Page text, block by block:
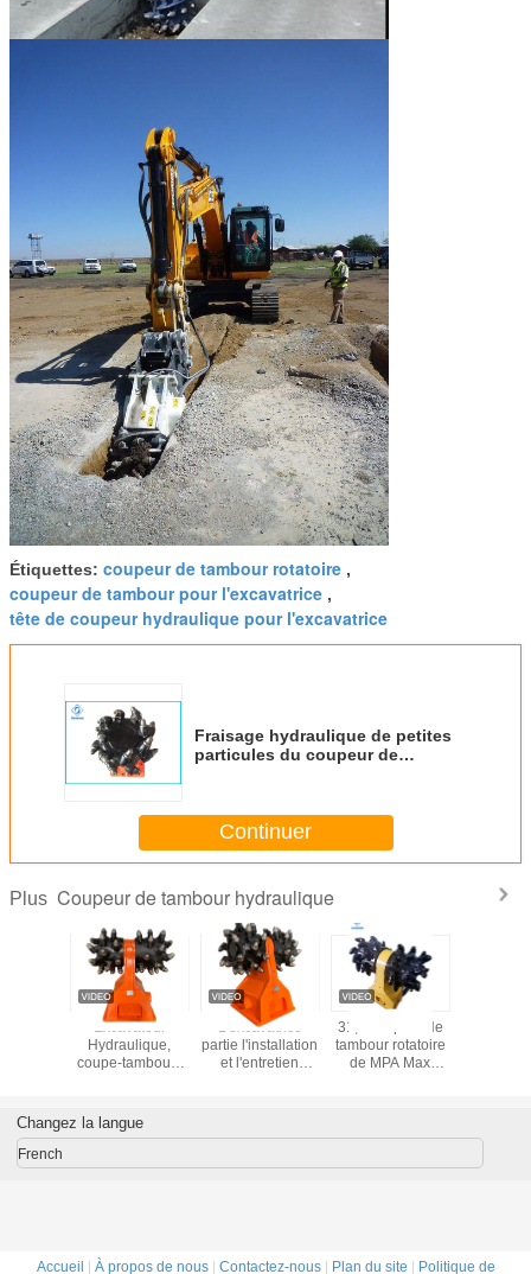
Étiquettes: coupeur de tambour rotatoire ,
coupeur de tambour pour l'excavatrice ,
tête de coupeur hydraulique pour l'excavatrice
Fraisage hydraulique de petites
particules du coupeur de
Continuer
Plus Coupeur de tambour hydraulique
Excavateur
Hydraulique,
coupe-tambours
L'excavatrice
partie l'installation
et l'entretien
31,5 coupeur de
tambour rotatoire
de MPA Max
Changez la langue
French
Accueil | À propos de nous| Contactez-nous| Plan du site | Politique de